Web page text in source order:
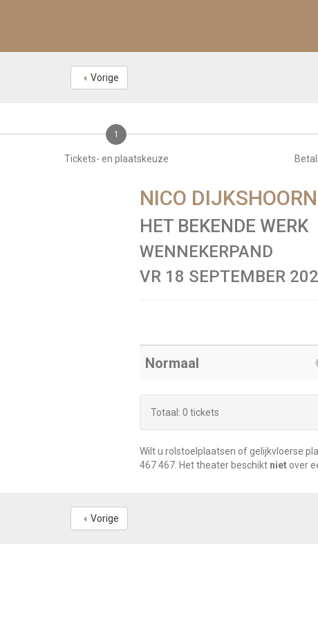
Vorige
1
Tickets- en plaatskeuze
NICO DIJKSHOORN
HET BEKENDE WERK
WENNEKERPAND
VR 18 SEPTEMBER
Normaal
Totaal: 0 tickets
Wilt u rolstoelplaatsen of gelijkvloerse
467 467. Het theater beschikt niet over
Vorige